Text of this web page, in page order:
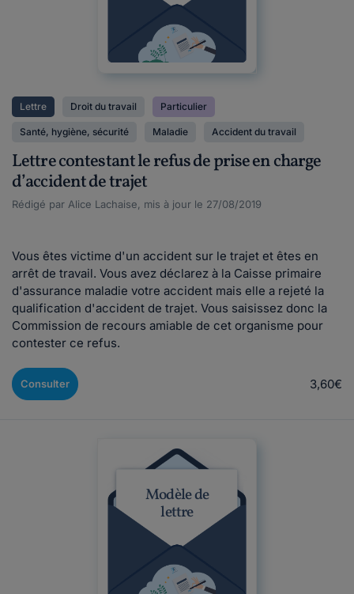
Lettre Droit du travail Particulier
Santé, hygiène, sécurité Maladie Accident du travail
Lettre contestant le refus de prise en charge
d’accident de trajet
Rédigé par Alice Lachaise, mis à jour le 27/08/2019
Vous êtes victime d'un accident sur le trajet et êtes en
arrêt de travail. Vous avez déclarez à la Caisse primaire
d'assurance maladie votre accident mais elle a rejeté la
qualification d'accident de trajet. Vous saisissez donc la
Commission de recours amiable de cet organisme pour
contester ce refus.
Consulter 3,60€
Modèle de
lettre